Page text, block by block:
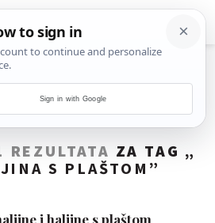
REZULTATA ZA TAG „
S PLAŠTOM ”
i haljine s plaštom
Sign in with Google